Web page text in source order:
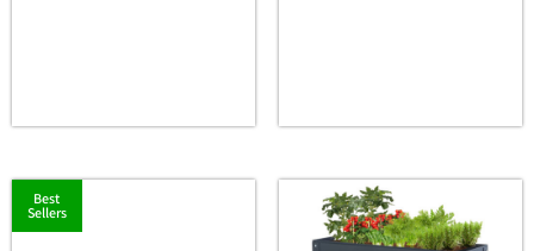
Best
Sellers